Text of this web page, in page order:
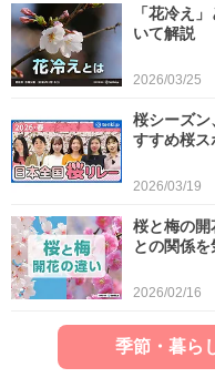
「花冷え
いて解説
2026/03/25
桜シーズン
すすめ桜ス
2026/03/19
桜と梅の
との関係
2026/02/16
季節・暮ら